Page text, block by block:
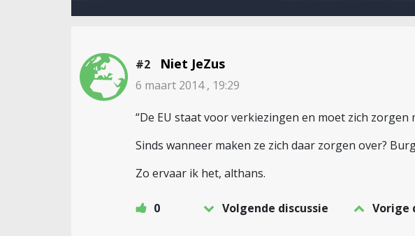
#2 Niet JeZus
6 maart 2014 , 19:29
“De EU staat voor verkiezingen en moet zich
Sinds wanneer maken ze zich daar zorgen over?
Zo ervaar ik het, althans.
0 Volgende discussie Vorige